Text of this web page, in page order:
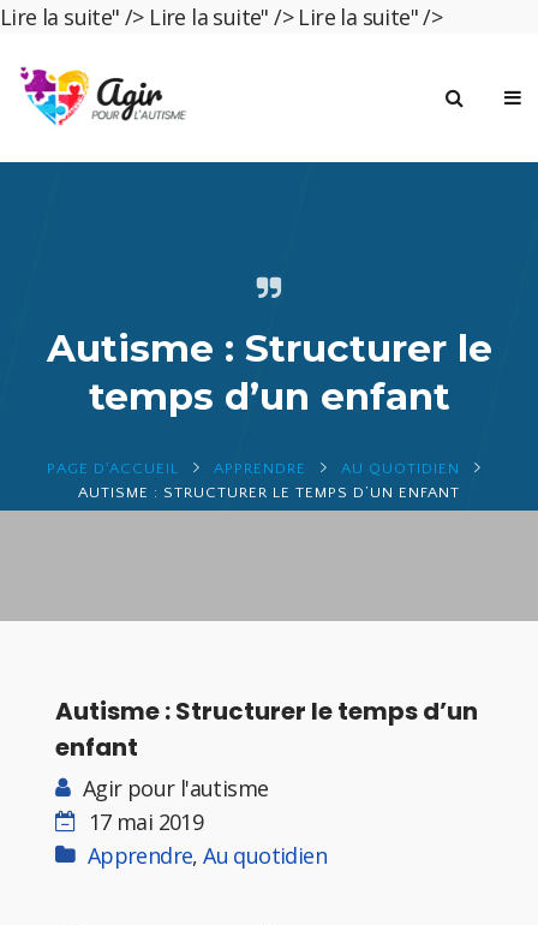
Lire la suite" /> Lire la suite" /> Lire la suite" />
Autisme : Structurer le
temps d’un enfant
PAGE D'ACCUEIL APPRENDRE
AU QUOTIDIEN
AUTISME : STRUCTURER LE TEMPS D’UN ENFANT
Autisme : Structurer le temps d’un
enfant
Agir pour l'autisme
17 mai 2019
Apprendre,Au quotidien